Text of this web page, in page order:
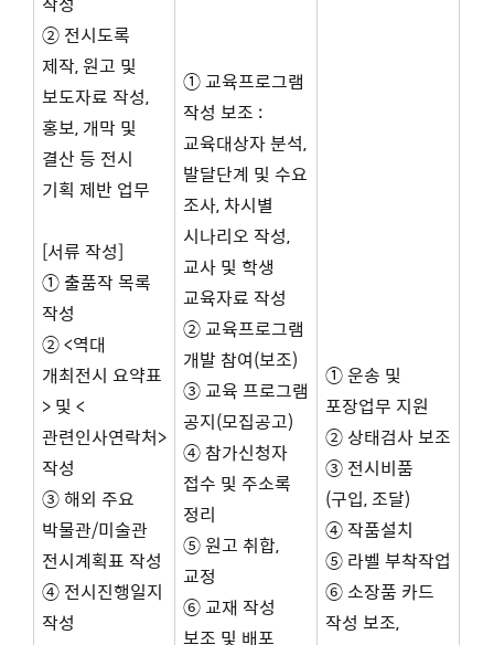
② 전시도록
제작, 원고 및
보도자료 작성,
홍보, 개막 및
결산 등 전시
기획 제반 업무
[서류 작성]
① 출품작 목록
작성
② <역대
개최전시 요약표
> 및 <
관련인사연락처>
작성
③ 해외 주요
박물관/미술관
전시계획표 작성
④ 전시진행일지
작성
① 교육프로그램
작성 보조 :
교육대상자 분석,
발달단계 및 수요
조사, 차시별
시나리오 작성,
교사 및 학생
교육자료 작성
② 교육프로그램
개발 참여(보조)
③ 교육 프로그램
공지(모집공고)
④ 참가신청자
접수 및 주소록
정리
⑤ 원고 취합,
교정
⑥ 교재 작성
보조 및 배포
① 운송 및
포장업무 지원
② 상태검사 보조
③ 전시비품
(구입, 조달)
④ 작품설치
⑤ 라벨 부착작업
⑥ 소장품 카드
작성 보조,